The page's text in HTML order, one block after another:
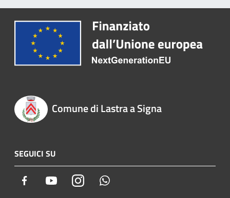
Comune di Lastra a Signa
SEGUICI SU
Facebook YoutubeInstagram